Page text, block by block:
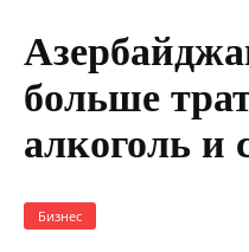
больше
алкоголь и
Бизнес